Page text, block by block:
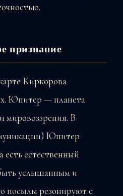
признание
Киркорова
Юпитер — планета
мировоззрения. В
Юпитер
есть естественный
услышанным и
посылы резонируют с